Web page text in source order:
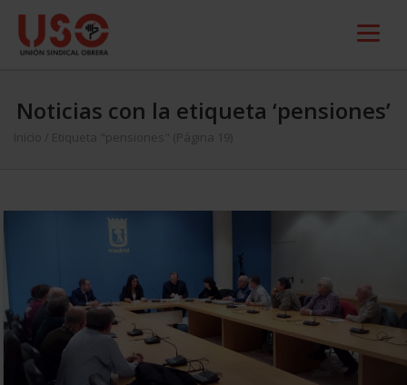
Noticias con la etiqueta ‘pensiones’
Inicio Etiqueta "pensiones" (Página 19)